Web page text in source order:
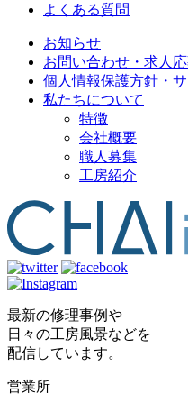
よくある質問
お知らせ
お問い合わせ・求人
個人情報保護方針・
私たちについて
特徴
会社概要
職人募集
工房紹介
最新の修理事例や
日々の工房風景などを
配信しています。
営業所